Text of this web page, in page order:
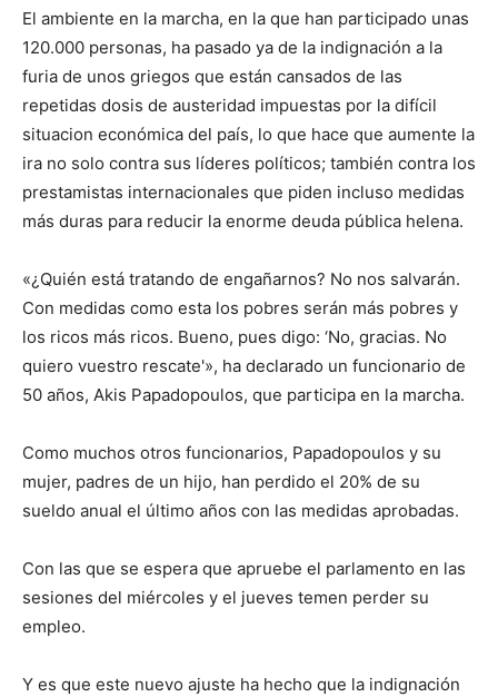
El ambiente en la marcha, en la que han participado unas
120.000 personas, ha pasado ya de la indignación a la
furia de unos griegos que están cansados de las
repetidas dosis de austeridad impuestas por la difícil
situacion económica del país, lo que hace que aumente la
ira no solo contra sus líderes políticos; también contra los
prestamistas internacionales que piden incluso medidas
más duras para reducir la enorme deuda pública helena.
«¿Quién está tratando de engañarnos? No nos salvarán.
Con medidas como esta los pobres serán más pobres y
los ricos más ricos. Bueno, pues digo: ‘No, gracias. No
quiero vuestro rescate'», ha declarado un funcionario de
50 años, Akis Papadopoulos, que participa en la marcha.
Como muchos otros funcionarios, Papadopoulos y su
mujer, padres de un hijo, han perdido el 20% de su
sueldo anual el último años con las medidas aprobadas.
Con las que se espera que apruebe el parlamento en las
sesiones del miércoles y el jueves temen perder su
empleo.
Y es que este nuevo ajuste ha hecho que la indignación